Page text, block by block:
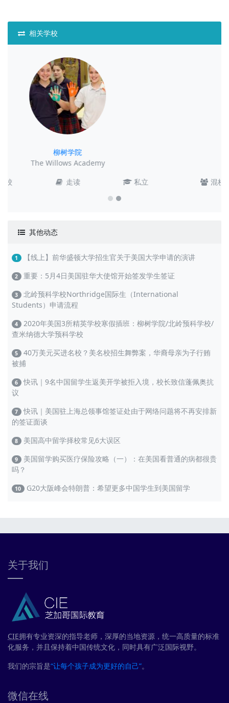
相关学校
St. Viator High School
混校
走读
其他动态
1 【线上】前华盛顿大学招生官关于美国大学申请的演讲
2 重要：5月4日美国驻华大使馆开始签发学生签证
3 北岭预科学校Northridge国际生（International
Students）申请流程
4 2020年美国3所精英学校寒假插班：柳树学院/北岭预科学校/
查米纳德大学预科学校
5 40万美元买进名校？美名校招生舞弊案，华裔母亲为子行贿
被捕
6 快讯｜9名中国留学生返美开学被拒入境，校长致信蓬佩奥抗
议
7 快讯｜美国驻上海总领事馆签证处由于网络问题将不再安排新
的签证面谈
8 美国高中留学择校常见6大误区
9 美国留学购买医疗保险攻略（一）：在美国看普通的病都很贵
吗？
10 G20大阪峰会特朗普：希望更多中国学生到美国留学
关于我们
CIE拥有专业资深的指导老师，深厚的当地资源，统一高质量的标准
化服务，并且保持着中国传统文化，同时具有广泛国际视野。
我们的宗旨是“让每个孩子成为更好的自己”。
微信在线